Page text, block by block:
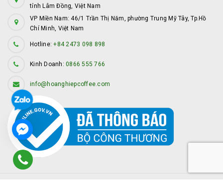
tỉnh Lâm Đồng, Việt Nam
VP Miền Nam: 46/1 Trần Thị Năm, phường Trung Mỹ Tây, Tp.Hồ
Chí Minh, Việt Nam
Hotline:+84 2473 098 898
Kinh Doanh: 0866 555 766
info@hoanghiepcoffee.com